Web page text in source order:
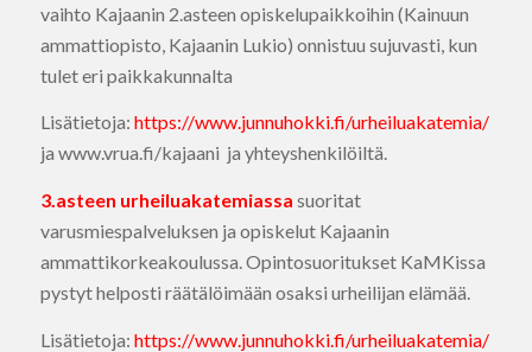
vaihto Kajaanin 2.asteen opiskelupaikkoihin (Kainuun
ammattiopisto, Kajaanin Lukio) onnistuu sujuvasti, kun
tulet eri paikkakunnalta
Lisätietoja: https://www.junnuhokki.fi/urheiluakatemia/
ja www.vrua.fi/kajaani ja yhteyshenkilöiltä.
3.asteen urheiluakatemiassa suoritat
varusmiespalveluksen ja opiskelut Kajaanin
ammattikorkeakoulussa. Opintosuoritukset KaMKissa
pystyt helposti räätälöimään osaksi urheilijan elämää.
Lisätietoja: https://www.junnuhokki.fi/urheiluakatemia/